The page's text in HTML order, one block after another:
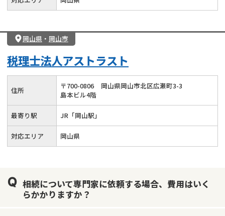
岡山県 ・ 岡山市
税理士法人アストラスト
住所 〒700-0806
岡山県岡山市北区広瀬町3-3
島本ビル4階
最寄り駅 JR「岡山駅」
対応エリア 岡山県
相続について専門家に依頼する場合、費用はいく
らかかりますか？